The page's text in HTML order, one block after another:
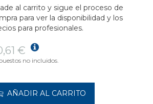
al carrito y sigue el proceso de
para ver la disponibilidad y los
para profesionales.
€
no incluidos.
AÑADIR AL CARRITO